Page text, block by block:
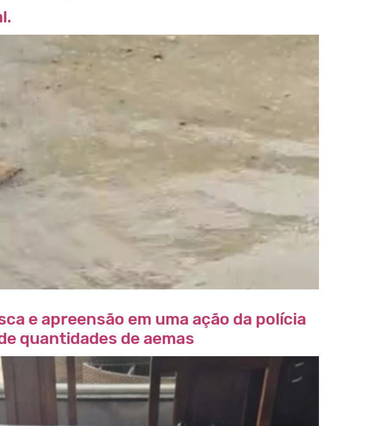
e apreensão em uma ação da polícia
quantidades de aemas